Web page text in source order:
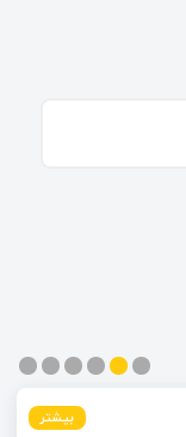
بیشتر
بیشتر
بیشتر
بیشتر
بیشتر
بیشتر